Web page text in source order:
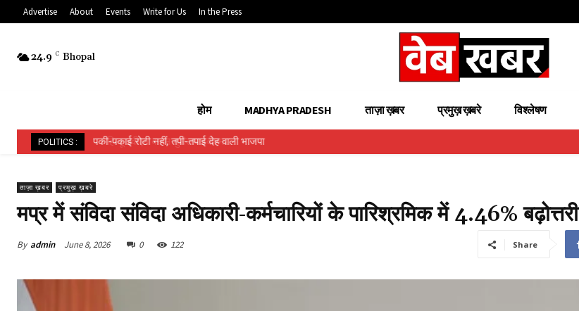
Advertise About Events Write for Us In the Press
24.9 C Bhopal
होम MADHYA PRADESH ताज़ा ख़बर प्रमुख़ ख़बरे विश्लेषण
POLITICS : हिन्दू ईवीएम बनाम मुस्लिम ईवीएम…..
ताज़ा ख़बर प्रमुख़ ख़बरे
मप्र में संविदा संविदा अधिकारी-कर्मचारियों के पारिश्रमिक में 4.46% बढ़ोत्तरी
By admin June 8, 2026 0 122 Share